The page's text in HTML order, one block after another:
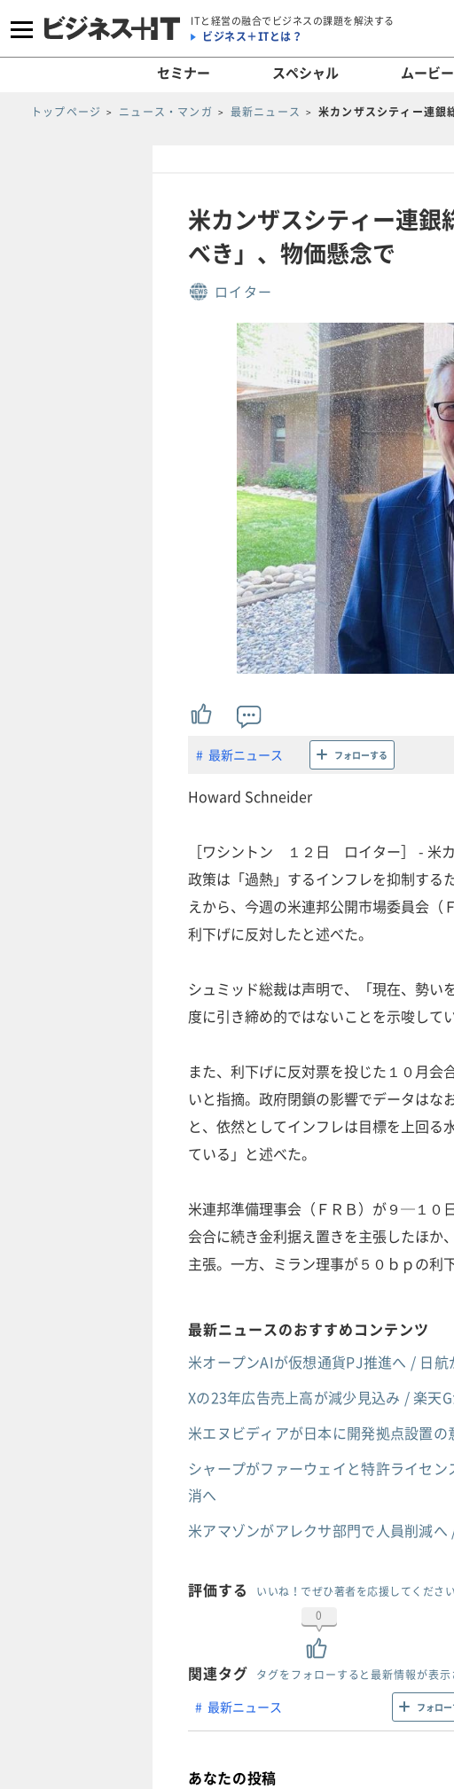
ITと経営の融合でビジネスの課題を解決する
ビジネス＋ITとは？
セミナー スペシャル ムービー
トップページ ニュース・マンガ 最新ニュース 米カンザスシティー連銀
米カンザスシティー連銀
べき」、物価懸念で
ロイター
最新ニュース フォローする
Howard Schneider
［ワシントン １２日 ロイター］ - 米
政策は「過熱」するインフレを抑制する
えから、今週の米連邦公開市場委員会（
利下げに反対したと述べた。
シュミッド総裁は声明で、「現在、勢い
度に引き締め的ではないことを示唆して
また、利下げに反対票を投じた１０月
いと指摘。政府閉鎖の影響でデータはな
と、依然としてインフレは目標を上回る
ている」と述べた。
米連邦準備理事会（ＦＲＢ）が９─１０
会合に続き金利据え置きを主張したほか
主張。一方、ミラン理事が５０ｂｐの利
最新ニュースのおすすめコンテンツ
米オープンAIが仮想通貨PJ推進へ / 日
Xの23年広告売上高が減少見込み / 楽天
米エヌビディアが日本に開発拠点設置
シャープがファーウェイと特許ライセ
消へ
米アマゾンがアレクサ部門で人員削減
評価する
いいね！でぜひ著者を応援してください
0
関連タグ タグをフォローすると最新情報が表示
最新ニュース フォロ
あなたの投稿